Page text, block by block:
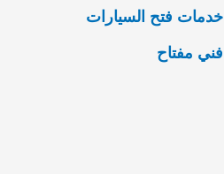
خدمات فتح السيارات
فني مفتاح